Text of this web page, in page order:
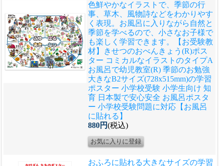
色鮮やかなイラストで、季節の行
事、草木、風物詩などをわかりやす
く表現。お風呂に入りながら自然と
季節を学べるので、小さなお子様で
も楽しく学習できます。
【お受験教
材】きせつのおべんきょう(R)ポス
ター コミカルなイラストのタイプA
お風呂で幼児教室(R) 季節のお勉強
大きなB2サイズ(728x515mm)の学習
ポスター 小学校受験 小学生向け 知
育 日本製で安心安全 お風呂ポスタ
ー 小学校受験問題に対応【お風呂
に貼れる】
880円(税込)
おふろに貼れる大きなサイズの学習